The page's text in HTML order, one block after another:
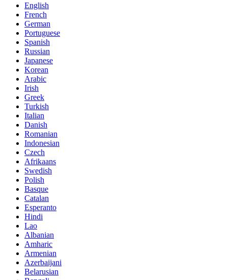
English
French
German
Portuguese
Spanish
Russian
Japanese
Korean
Arabic
Irish
Greek
Turkish
Italian
Danish
Romanian
Indonesian
Czech
Afrikaans
Swedish
Polish
Basque
Catalan
Esperanto
Hindi
Lao
Albanian
Amharic
Armenian
Azerbaijani
Belarusian